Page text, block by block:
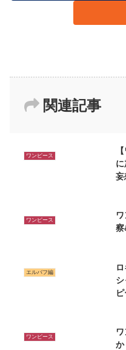
関連記事
ワンピース
ワンピース
察
エルバフ編
ピ
ワンピース
か